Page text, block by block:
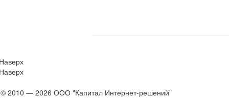
© 2010 — 2026 ООО "Капитал Интернет-решений"